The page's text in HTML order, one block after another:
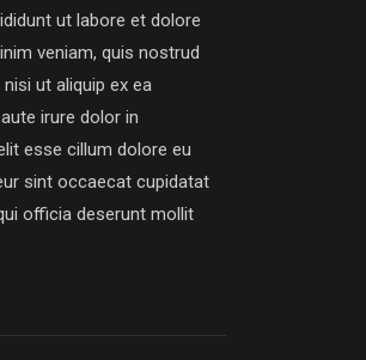
ut labore et dolore
veniam, quis nostrud
ut aliquip ex ea
irure dolor in
esse cillum dolore eu
sint occaecat cupidatat
officia deserunt mollit